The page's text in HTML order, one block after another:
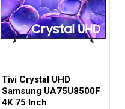
Tivi Crystal UHD
Samsung UA75U8500F
4K 75 Inch